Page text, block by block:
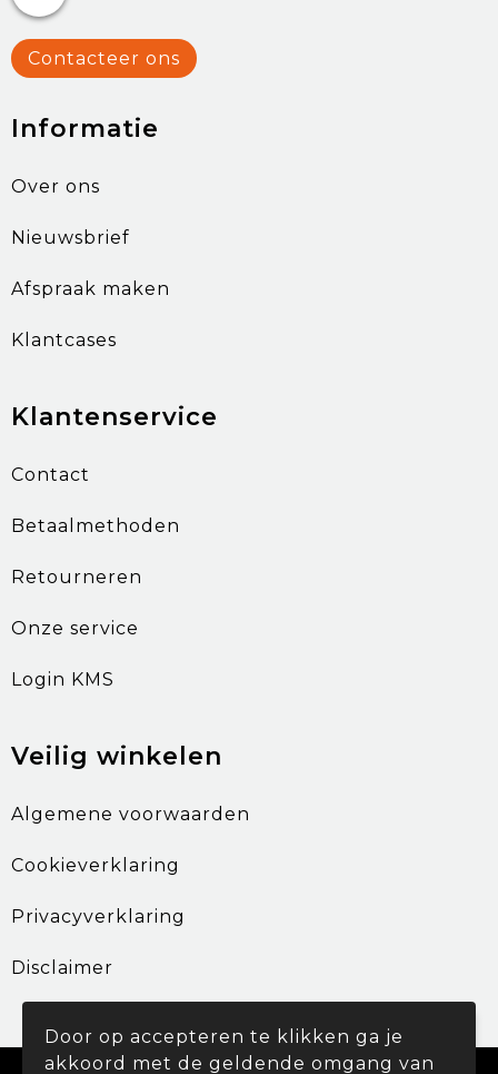
Contacteer ons
Informatie
Over ons
Nieuwsbrief
Afspraak maken
Klantcases
Klantenservice
Contact
Betaalmethoden
Retourneren
Onze service
Login KMS
Veilig winkelen
Algemene voorwaarden
Cookieverklaring
Privacyverklaring
Disclaimer
Door op accepteren te klikken ga je
akkoord met de geldende omgang van